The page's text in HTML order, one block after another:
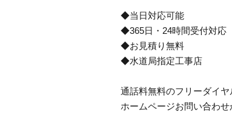
◆当日対応可能
◆365日・24時間受付対応
◆お見積り無料
◆水道局指定工事店
通話料無料のフリーダイヤ
ホームページお問い合わ